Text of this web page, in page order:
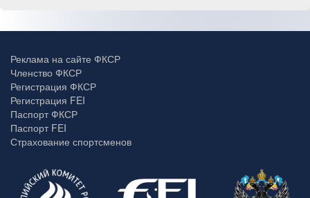
Реклама на сайте ФКСР
Членство ФКСР
Регистрация ФКСР
Регистрация FEI
Паспорт ФКСР
Паспорт FEI
Страхование спортсменов